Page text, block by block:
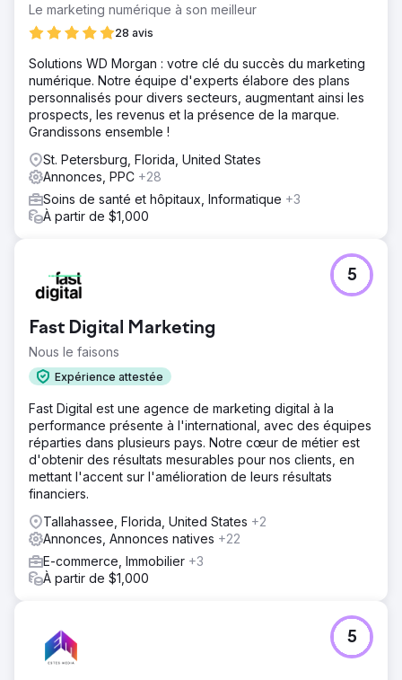
Le marketing numérique à son meilleur
28 avis
Solutions WD Morgan : votre clé du succès du marketing
numérique. Notre équipe d'experts élabore des plans
personnalisés pour divers secteurs, augmentant ainsi les
prospects, les revenus et la présence de la marque.
Grandissons ensemble !
St. Petersburg, Florida, United States
Annonces, PPC +28
Soins de santé et hôpitaux, Informatique +3
À partir de $1,000
Fast Digital Marketing
Nous le faisons
Expérience attestée
5
Fast Digital est une agence de marketing digital à la
performance présente à l'international, avec des équipes
réparties dans plusieurs pays. Notre cœur de métier est
d'obtenir des résultats mesurables pour nos clients, en
mettant l'accent sur l'amélioration de leurs résultats
financiers.
Tallahassee, Florida, United States +2
Annonces, Annonces natives +22
E-commerce, Immobilier +3
À partir de $1,000
5